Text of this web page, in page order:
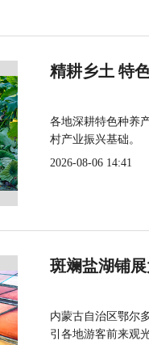
精耕乡土 特
各地深耕特色种养
村产业振兴基础。
2026-08-06 14:41
斑斓盐湖铺
内蒙古自治区鄂尔
引各地游客前来观光